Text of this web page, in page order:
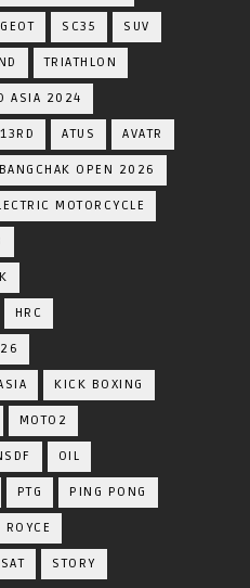
SC35 SUV
TRIATHLON
ASIA 2024
ATUS AVATR
BANGCHAK OPEN 2026
MOTORCYCLE
HRC
KICK BOXING
MOTO2
OIL
PTG PING PONG
ROYCE
SAT STORY